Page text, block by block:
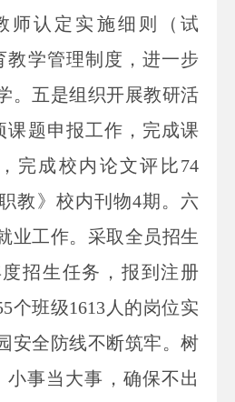
师认定实施细则（试
教学管理制度，进一步
。五是组织开展教研活
课题申报工作，完成课
完成校内论文评比74
教》校内刊物4期。六
业工作。采取全员招生
招生任务，报到注册
个班级1613人的岗位实
安全防线不断筑牢。树
小事当大事，确保不出